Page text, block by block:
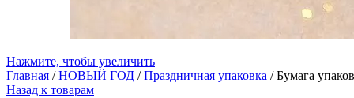
Нажмите, чтобы увеличить
Главная / НОВЫЙ ГОД / Праздничная упаковка / Бумага
Назад к товарам